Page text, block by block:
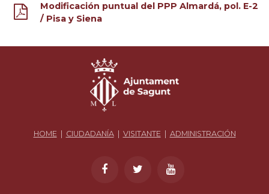
Modificación puntual del PPP Almardá, pol. E-2
/ Pisa y Siena
HOME | CIUDADANÍA| VISITANTE | ADMINISTRACIÓN